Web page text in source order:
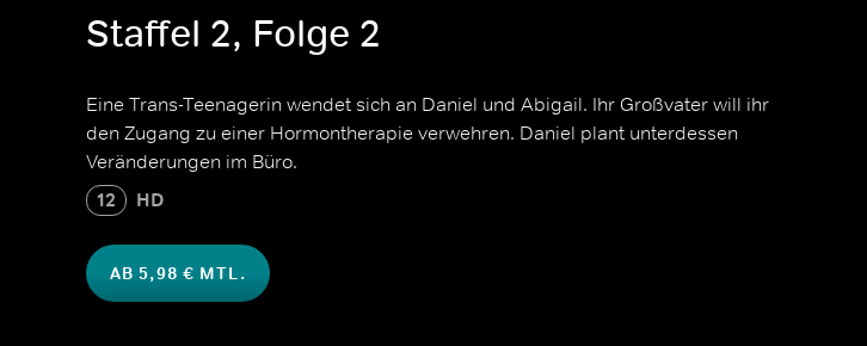
Staffel 2, Folge 2
Eine Trans-Teenagerin wendet sich an Daniel und Abigail. Ihr Großvater will ihr
den Zugang zu einer Hormontherapie verwehren. Daniel plant unterdessen
Veränderungen im Büro.
12 HD
AB 5,98 € MTL.